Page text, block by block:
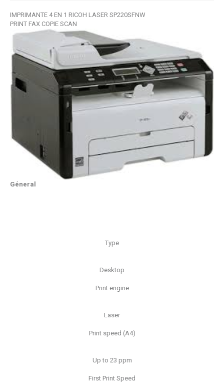
IMPRIMANTE 4 EN 1 RICOH LASER SP220SFNW
PRINT FAX COPIE SCAN
Géneral
Type
Desktop
Print engine
Laser
Print speed (A4)
Up to 23 ppm
First Print Speed